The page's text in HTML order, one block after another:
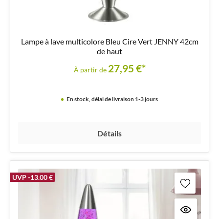
Lampe à lave multicolore Bleu Cire Vert JENNY 42cm
de haut
À partir de 27,95 €*
En stock, délai de livraison 1-3 jours
Détails
UVP -13.00 €